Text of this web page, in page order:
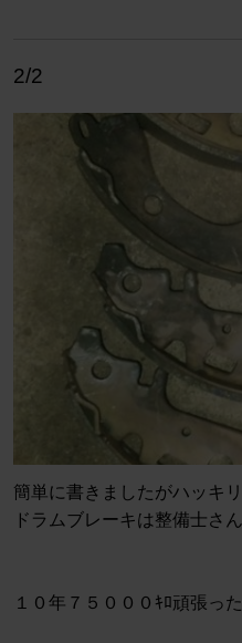
2/2
簡単に書きましたがハッキ
ドラムブレーキは整備士さ
１０年７５０００ｷﾛ頑張っ